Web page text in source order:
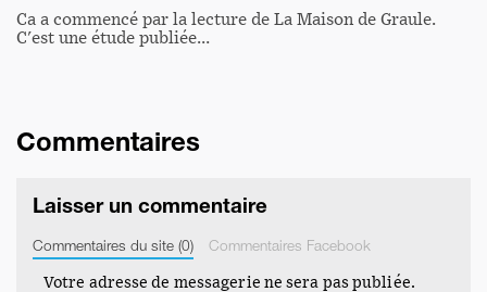
Ca a commencé par la lecture de La Maison de Graule.
C'est une étude publiée…
Commentaires
Laisser un commentaire
Commentaires du site (0) Commentaires Facebook
Votre adresse de messagerie ne sera pas publiée.